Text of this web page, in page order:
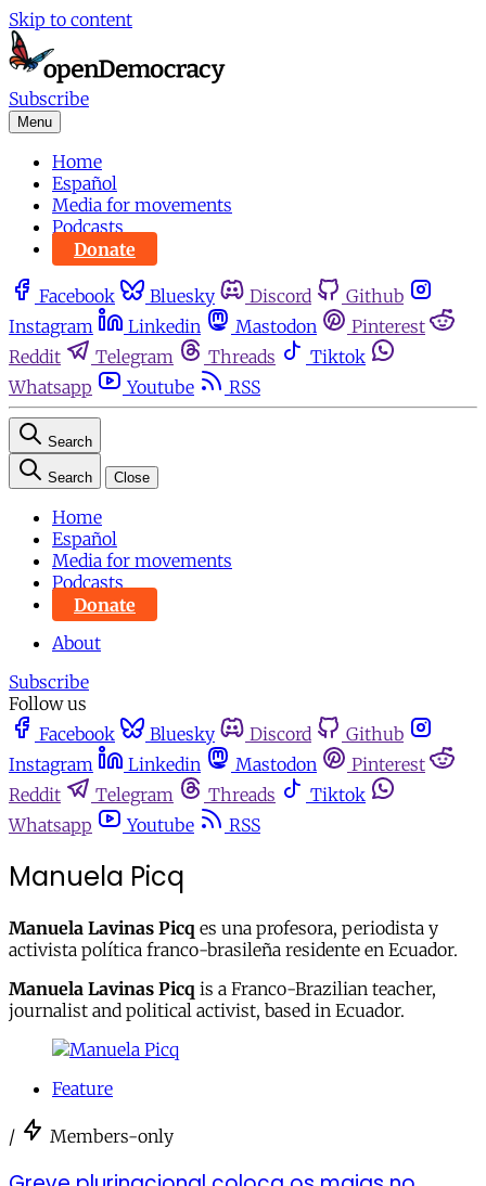
Skip to content
Subscribe
Menu
Home
Español
Media for movements
Podcasts
Donate
Facebook Bluesky Discord
Github
Instagram
Linkedin Mastodon
Pinterest
Reddit
Telegram Threads
Tiktok
Whatsapp
Youtube RSS
Search
Search Close
Home
Español
Media for movements
Podcasts
Donate
About
Subscribe
Follow us
Facebook
Bluesky Discord
Github
Instagram
Linkedin Mastodon
Pinterest
Reddit
Telegram Threads
Tiktok
Whatsapp
Youtube RSS
Manuela Picq
Manuela Lavinas Picq es una profesora, periodista y
activista política franco-brasileña residente en Ecuador.
Manuela Lavinas Picq is a Franco-Brazilian teacher,
journalist and political activist, based in Ecuador.
Feature
/ Members-only